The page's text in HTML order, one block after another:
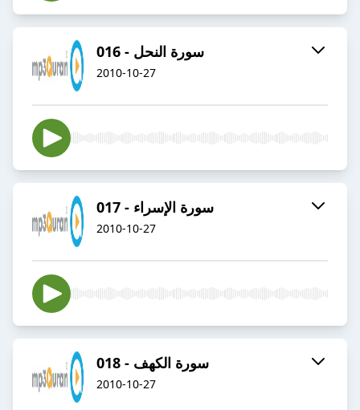
016 - سورة النحل
2010-10-27
017 - سورة الإسراء
2010-10-27
018 - سورة الكهف
2010-10-27